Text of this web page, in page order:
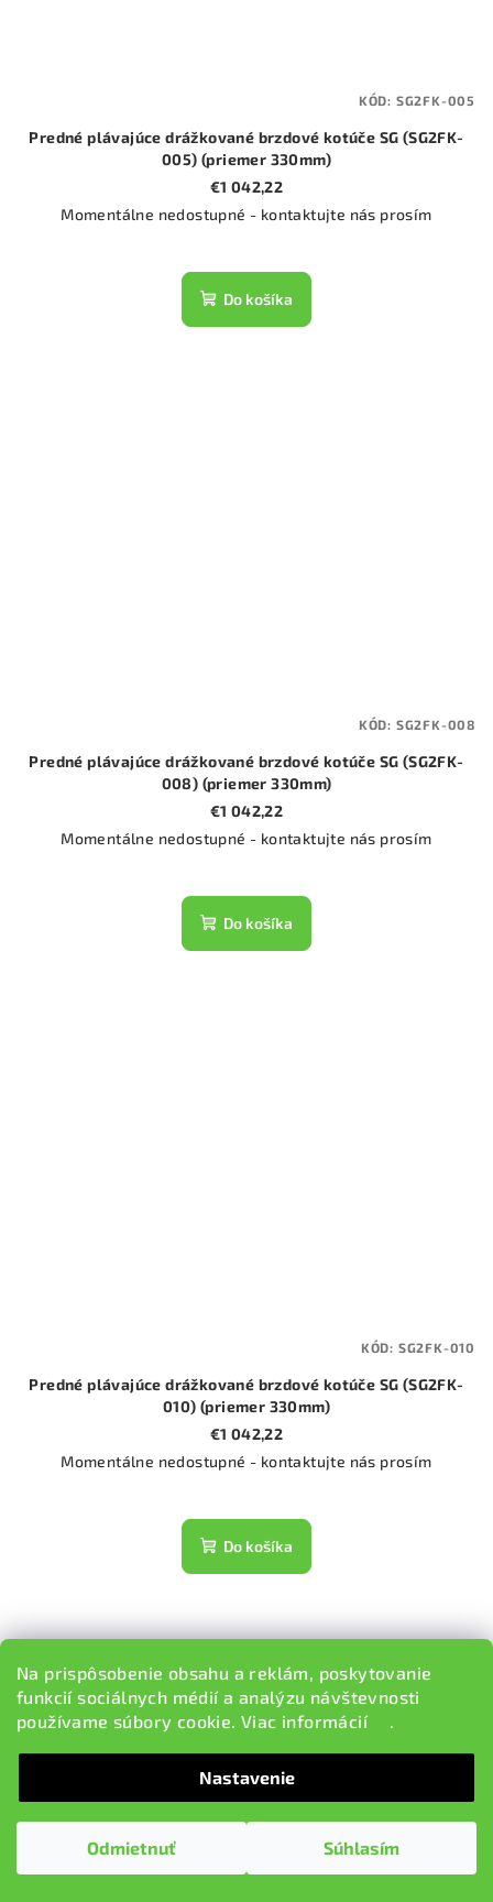
Na prispôsobenie obsahu a reklám, poskytovanie
funkcií sociálnych médií a analýzu návštevnosti
používame súbory cookie. Viac informácií
.
Nastavenie
Odmietnuť Súhlasím
Predné plávajúce drážkované brzdové kotúče SG (SG2FK-
005) (priemer 330mm)
€1 042,22
Momentálne nedostupné - kontaktujte nás prosím
Do košíka
KÓD: SG2FK-005
Predné plávajúce drážkované brzdové kotúče SG (SG2FK-
008) (priemer 330mm)
€1 042,22
Momentálne nedostupné - kontaktujte nás prosím
Do košíka
KÓD: SG2FK-008
Predné plávajúce drážkované brzdové kotúče SG (SG2FK-
010) (priemer 330mm)
€1 042,22
Momentálne nedostupné - kontaktujte nás prosím
Do košíka
KÓD: SG2FK-010